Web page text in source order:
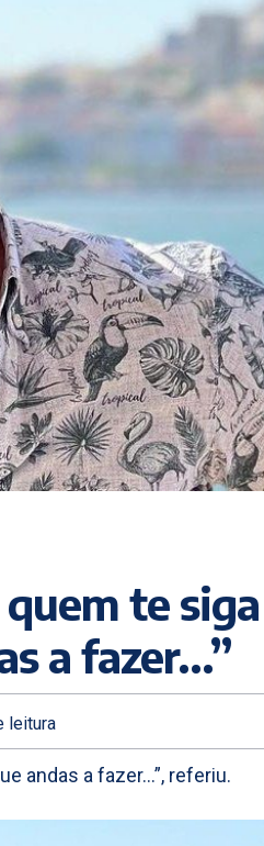
te siga
a fazer…”
leitura
andas a fazer…”, referiu.